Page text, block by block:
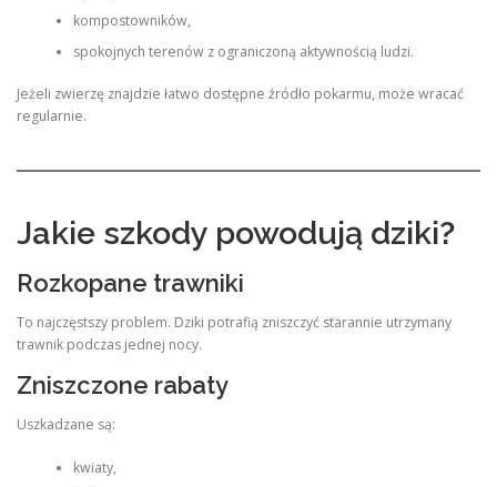
kompostowników,
spokojnych terenów z ograniczoną aktywnością ludzi.
Jeżeli zwierzę znajdzie łatwo dostępne źródło pokarmu, może wracać
regularnie.
Jakie szkody powodują dziki?
Rozkopane trawniki
To najczęstszy problem. Dziki potrafią zniszczyć starannie utrzymany
trawnik podczas jednej nocy.
Zniszczone rabaty
Uszkadzane są:
kwiaty,